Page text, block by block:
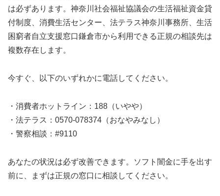
は必ずあります。神奈川社会福祉協議会の生活福祉資金貸
付制度、消費生活センター、法テラス神奈川事務所、生活
困窮者自立支援窓口鎌倉市から利用できる正規の相談先は
複数存在します。
今すぐ、以下のいずれかに電話してください。
・消費者ホットライン：188（いやや）
・法テラス：0570-078374（おなやみなし）
・警察相談：#9110
あなたの状況は必ず改善できます。ソフト闇金に手を出す
前に、まずは正規の窓口に相談してください。